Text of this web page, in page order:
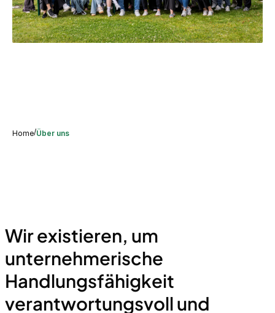
Home/Über uns
Wir existieren, um
unternehmerische
Handlungsfähigkeit
verantwortungsvoll und